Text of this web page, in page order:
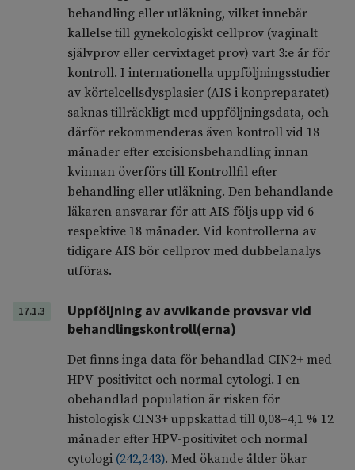
behandling eller utläkning, vilket innebär
kallelse till gynekologiskt cellprov (vaginalt
självprov eller cervixtaget prov) vart 3:e år för
kontroll. I internationella uppföljningsstudier
av körtelcellsdysplasier (AIS i konpreparatet)
saknas tillräckligt med uppföljningsdata, och
därför rekommenderas även kontroll vid 18
månader efter excisionsbehandling innan
kvinnan överförs till Kontrollfil efter
behandling eller utläkning. Den behandlande
läkaren ansvarar för att AIS följs upp vid 6
respektive 18 månader. Vid kontrollerna av
tidigare AIS bör cellprov med dubbelanalys
utföras.
17.1.3
Uppföljning av avvikande provsvar vid
behandlingskontroll(erna)
Det finns inga data för behandlad CIN2+ med
HPV-positivitet och normal cytologi. I en
obehandlad population är risken för
histologisk CIN3+ uppskattad till 0,08–4,1 % 12
månader efter HPV-positivitet och normal
cytologi (242,243). Med ökande ålder ökar